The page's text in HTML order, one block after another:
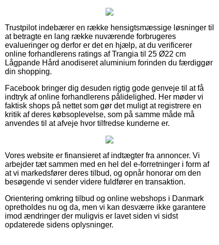
Trustpilot indebærer en række hensigtsmæssige løsninger til
at betragte en lang række nuværende forbrugeres
evalueringer og derfor er det en hjælp, at du verificerer
online forhandlerens ratings af Trangia til 25 Ø22 cm
Lågpande Hård anodiseret aluminium forinden du færdiggør
din shopping.
Facebook bringer dig desuden rigtig gode genveje til at få
indtryk af online forhandlerens pålidelighed. Her møder vi
faktisk shops på nettet som gør det muligt at registrere en
kritik af deres købsoplevelse, som på samme måde må
anvendes til at afveje hvor tilfredse kunderne er.
Vores website er finansieret af indtægter fra annoncer. Vi
arbejder tæt sammen med en hel del e-forretninger i form af
at vi markedsfører deres tilbud, og opnår honorar om den
besøgende vi sender videre fuldfører en transaktion.
Orientering omkring tilbud og online webshops i Danmark
opretholdes nu og da, men vi kan desværre ikke garantere
imod ændringer der muligvis er lavet siden vi sidst
opdaterede sidens oplysninger.